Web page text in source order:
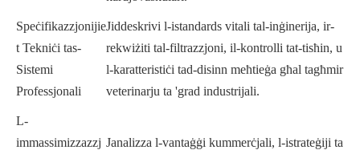
Speċifikazzjonijie
t Tekniċi tas-
Sistemi
Professjonali
Jiddeskrivi l-istandards vitali tal-inġinerija, ir-
rekwiżiti tal-filtrazzjoni, il-kontrolli tat-tisħin, u
l-karatteristiċi tad-disinn meħtieġa għal tagħmir
veterinarju ta 'grad industrijali.
L-
immassimizzazzj Janalizza l-vantaġġi kummerċjali, l-istrateġiji ta